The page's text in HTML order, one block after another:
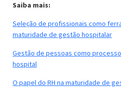
Saiba mais:
Seleção de profissionais como
maturidade de gestão hospitalar
Gestão de pessoas como
hospital
O papel do RH na maturidade de